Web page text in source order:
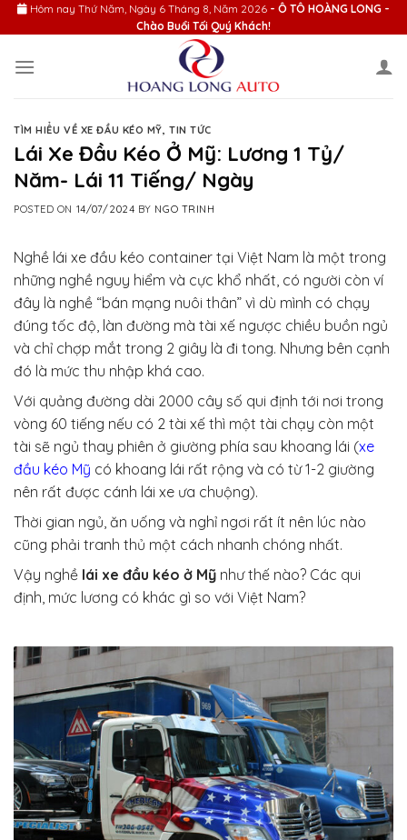
Skip
to
Hôm nay Thứ Năm, Ngày 6 Tháng 8, Năm 2026 - Ô TÔ HOÀNG LONG -
Chào Buổi Tối Quý Khách!
TÌM HIỂU VỀ XE ĐẦU KÉO MỸ,TIN TỨC
Lái Xe Đầu Kéo Ở Mỹ: Lương 1 Tỷ/
Năm- Lái 11 Tiếng/ Ngày
POSTED ON 14/07/2024 BY NGO TRINH
Nghề lái xe đầu kéo container tại Việt Nam là một trong
những nghề nguy hiểm và cực khổ nhất, có người còn ví
đây là nghề “bán mạng nuôi thân” vì dù mình có chạy
đúng tốc độ, làn đường mà tài xế ngược chiều buồn ngủ
và chỉ chợp mắt trong 2 giây là đi tong. Nhưng bên cạnh
đó là mức thu nhập khá cao.
Với quảng đường dài 2000 cây số qui định tới nơi trong
vòng 60 tiếng nếu có 2 tài xế thì một tài chạy còn một
tài sẽ ngủ thay phiên ở giường phía sau khoang lái (xe
đầu kéo Mỹ có khoang lái rất rộng và có từ 1-2 giường
nên rất được cánh lái xe ưa chuộng).
Thời gian ngủ, ăn uống và nghỉ ngơi rất ít nên lúc nào
cũng phải tranh thủ một cách nhanh chóng nhất.
Vậy nghề lái xe đầu kéo ở Mỹ như thế nào? Các qui
định, mức lương có khác gì so với Việt Nam?